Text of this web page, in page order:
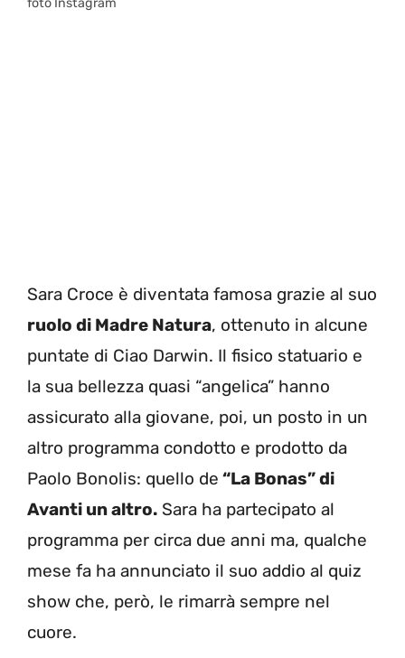
Sara Croce è diventata famosa grazie al suo
ruolo di Madre Natura, ottenuto in alcune
puntate di Ciao Darwin. Il fisico statuario e
la sua bellezza quasi “angelica” hanno
assicurato alla giovane, poi, un posto in un
altro programma condotto e prodotto da
Paolo Bonolis: quello de “La Bonas” di
Avanti un altro. Sara ha partecipato al
programma per circa due anni ma, qualche
mese fa ha annunciato il suo addio al quiz
show che, però, le rimarrà sempre nel
cuore.